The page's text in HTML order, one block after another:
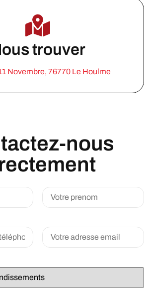
trouver
Novembre, 76770 Le Houlme
nous